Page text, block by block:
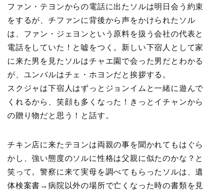
ファン・テヨンからの電話に出たソルは明日会う約束
をするが、チファンに背後から声をかけられたソル
は、ファン・ジェヨンという原料を扱う会社の代表と
電話をしていた！と嘘をつく。新しい下宿人として家
に来た男を見たソルはチャエ園で会った男だとわかる
が、ユンバルはチェ・ホヨンだと挨拶する。
スクジャは下宿人はずっとジョンイムと一緒に遊んで
くれるから、笑顔も多くなった！きっとイチャンから
の贈り物だと思う！と話す。
チキン店に来たテヨンは両親の事を聞かれてもはぐら
かし、強い態度のソルに性格は父親に似たのかな？と
笑って。警察に来て実母を調べてもらったソルは、遺
体検案書→病院以外の場所で亡くなった時の書類を見